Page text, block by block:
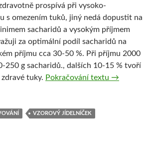
prospívá při vysoko-
s omezením tuků, jiný nedá dopustit na
sacharidů a vysokým příjmem
za optimální podíl sacharidů na
příjmu cca 30-50 %. Při příjmu 2000
250 g sacharidů., dalších 10-15 % tvoří
tuky. Pokračování textu Jaké
→
VZOROVÝ JÍDELNÍČEK